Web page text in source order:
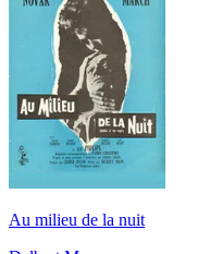
Au milieu de la nuit